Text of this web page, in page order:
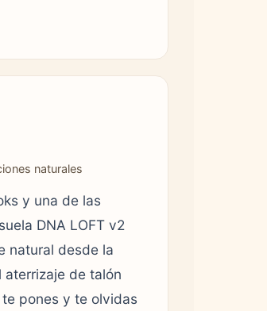
naturales
y una de las
DNA LOFT v2
natural desde la
aterrizaje de talón
pones y te olvidas